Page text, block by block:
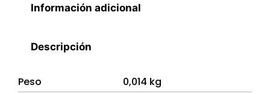
Información adicional
Descripción
Peso
0,014 kg